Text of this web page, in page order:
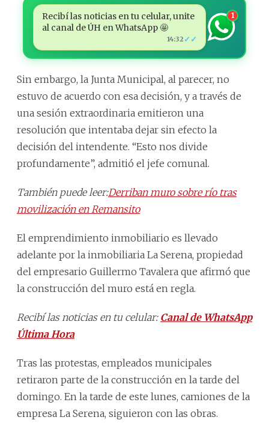
Recibí las noticias en tu celular, unite
al canal de ÚH en WhatsApp 🤩
14:32 ✓✓
1
Sin embargo, la Junta Municipal, al parecer, no
estuvo de acuerdo con esa decisión, y a través de
una sesión extraordinaria emitieron una
resolución que intentaba dejar sin efecto la
decisión del intendente. “Esto nos divide
profundamente”, admitió el jefe comunal.
También puede leer:Derriban muro sobre río tras
movilización en Remansito
El emprendimiento inmobiliario es llevado
adelante por la inmobiliaria La Serena, propiedad
del empresario Guillermo Tavalera que afirmó que
la construcción del muro está en regla.
Recibí las noticias en tu celular: Canal de WhatsApp
Última Hora
Tras las protestas, empleados municipales
retiraron parte de la construcción en la tarde del
domingo. En la tarde de este lunes, camiones de la
empresa La Serena, siguieron con las obras.